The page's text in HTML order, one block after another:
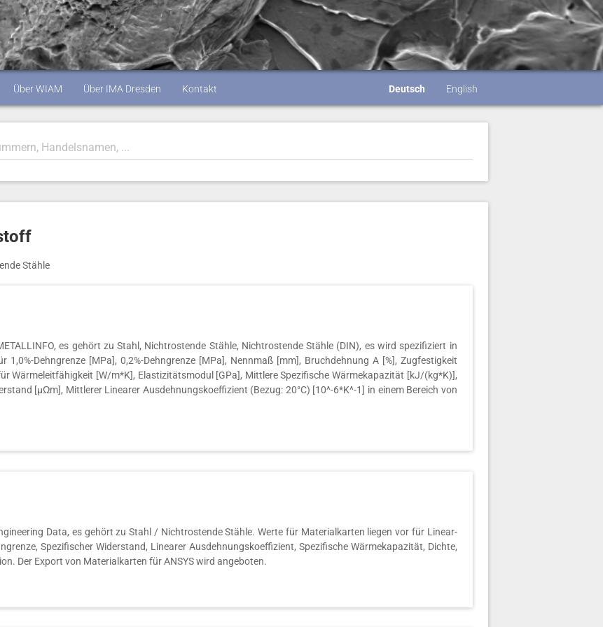
Über WIAM Über IMA Dresden Kontakt Deutsch English
Stähle
es gehört zu Stahl, Nichtrostende Stähle, Nichtrostende Stähle (DIN), es wird spezifiziert in
1,0%-Dehngrenze [MPa], 0,2%-Dehngrenze [MPa], Nennmaß [mm], Bruchdehnung A [%], Zugfestigkeit
Wärmeleitfähigkeit [W/m*K], Elastizitätsmodul [GPa], Mittlere Spezifische Wärmekapazität [kJ/(kg*K)],
[µΩm], Mittlerer Linearer Ausdehnungskoeffizient (Bezug: 20°C) [10^-6*K^-1] in einem Bereich von
Data, es gehört zu Stahl / Nichtrostende Stähle. Werte für Materialkarten liegen vor für Linear-
Spezifischer Widerstand, Linearer Ausdehnungskoeffizient, Spezifische Wärmekapazität, Dichte,
Der Export von Materialkarten für ANSYS wird angeboten.